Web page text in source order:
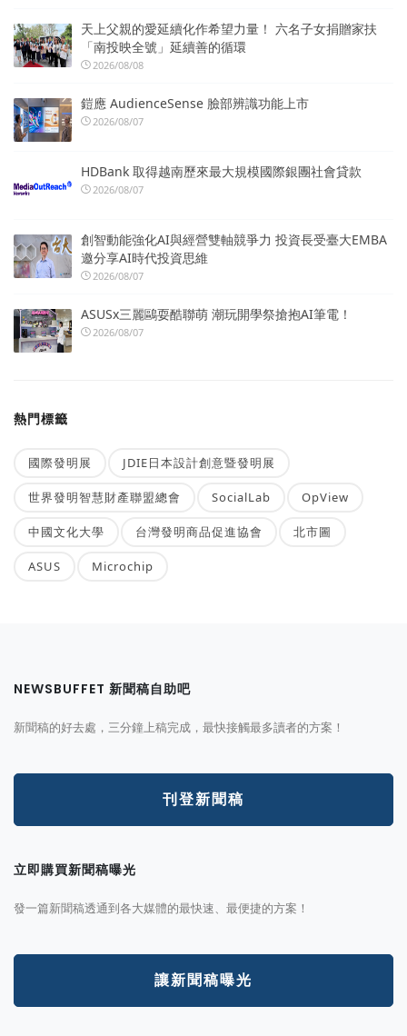
天上父親的愛延續化作希望力量！ 六名子女捐贈家扶
「南投映全號」延續善的循環
2026/08/08
鎧應 AudienceSense 臉部辨識功能上市
2026/08/07
HDBank 取得越南歷來最大規模國際銀團社會貸款
2026/08/07
創智動能強化AI與經營雙軸競爭力 投資長受臺大EMBA
邀分享AI時代投資思維
2026/08/07
ASUSx三麗鷗耍酷聯萌 潮玩開學祭搶抱AI筆電！
2026/08/07
熱門標籤
國際發明展 JDIE日本設計創意暨發明展
世界發明智慧財產聯盟總會 SocialLab OpView
中國文化大學 台灣發明商品促進協會 北市圖
ASUS Microchip
NEWSBUFFET 新聞稿自助吧
新聞稿的好去處，三分鐘上稿完成，最快接觸最多讀者的方案！
刊登新聞稿
立即購買新聞稿曝光
發一篇新聞稿透通到各大媒體的最快速、最便捷的方案！
讓新聞稿曝光